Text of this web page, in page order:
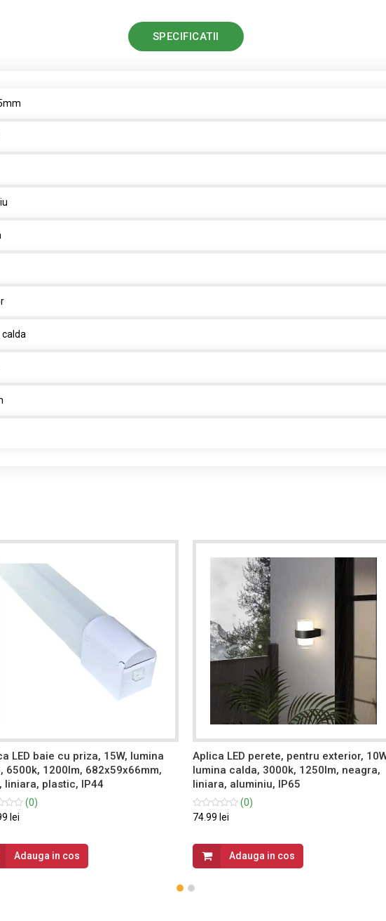
SPECIFICATII
calda
LED baie cu priza, 15W, lumina
6500k, 1200lm, 682x59x66mm,
liniara, plastic, IP44
(0)
lei
Adauga in cos
Aplica LED perete, pentru exterior,
lumina calda, 3000k, 1250lm, neagra,
liniara, aluminiu, IP65
(0)
74.99 lei
Adauga in cos